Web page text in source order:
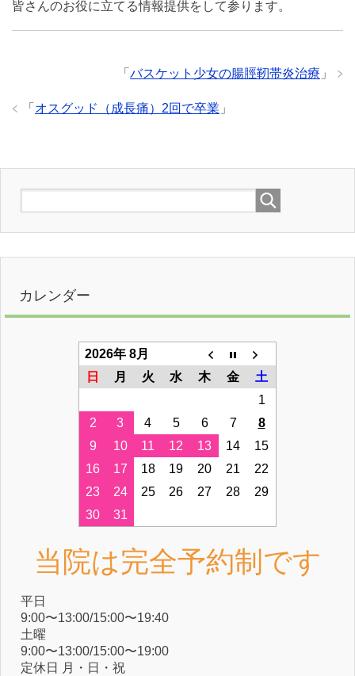
皆さんのお役に立てる情報提供をして参ります。
「 バスケット少女の腸脛靭帯炎治療 」
「 オスグッド（成長痛）2回で卒業 」
カレンダー
2026年 8月
日
月 火 水 木 金
土
1
2
3 4 5 6 7
8
9
10 11 12 13 14
15
16
17 18 19 20 21
22
23
24 25 26 27 28
29
30
31
当院は完全予約制です
平⽇
9:00〜13:00/15:00〜19:40
⼟曜
9:00〜13:00/15:00〜19:00
定休⽇ ⽉・⽇・祝